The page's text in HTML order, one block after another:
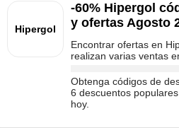
Hipergol
-60% Hipergol
y ofertas Agosto
Encontrar ofertas en
realizan varias ventas
año. Para encontrar
Hipergol por tiempo
página. Hemos reunido
descuento y ventas de
principales descuentos
Obtenga códigos de
6 descuentos
hoy.